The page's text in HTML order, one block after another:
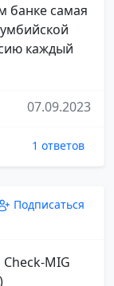
банке самая
каждый
07.09.2023
1 ответов
Подписаться
Check-MIG